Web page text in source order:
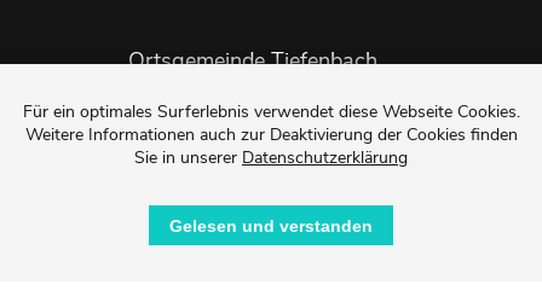
Ortsgemeinde Tiefenbach
Julie Kaiser-Girard (Ortsbürgermeisterin)
Bahnhofstraße 65
Tel.: 015120149220
Für ein optimales Surferlebnis verwendet diese Webseite Cookies.
Weitere Informationen auch zur Deaktivierung der Cookies finden
Sie in unserer Datenschutzerklärung
Gelesen und verstanden